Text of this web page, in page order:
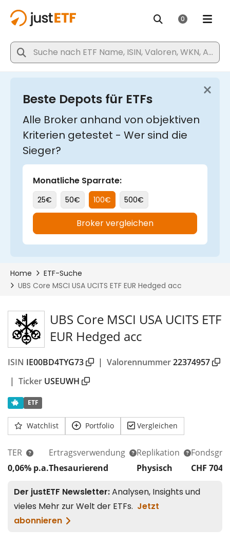
UBS Core MSCI USA UCITS ETF
EUR Hedged acc
ISIN IE00BD4TYG73 | Valorennummer22374957
| Ticker USEUWH
ETF
Watchlist Portfolio Vergleichen
TER
0,06% p.a.
Ertragsverwendung
Thesaurierend
Replikation
Physisch
CHF 704